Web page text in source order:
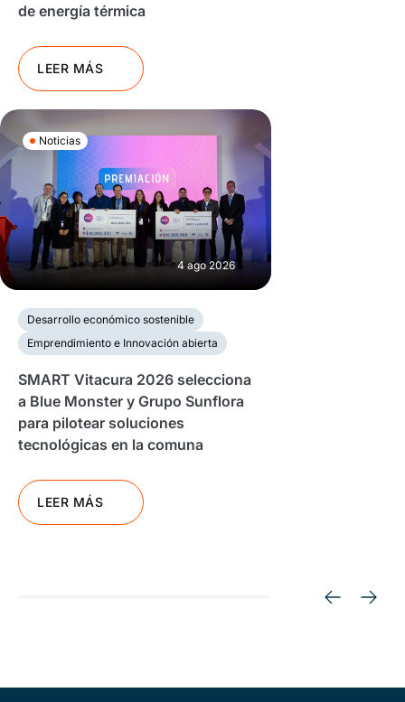
de energía térmica
LEER MÁS
Noticias
4 ago 2026
Desarrollo económico sostenible
Emprendimiento e Innovación abierta
SMART Vitacura 2026 selecciona
a Blue Monster y Grupo Sunflora
para pilotear soluciones
tecnológicas en la comuna
LEER MÁS